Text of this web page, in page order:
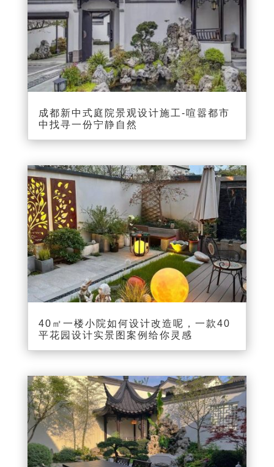
成都新中式庭院景观设计施工-喧嚣都市
中找寻一份宁静自然
40㎡一楼小院如何设计改造呢，一款40
平花园设计实景图案例给你灵感